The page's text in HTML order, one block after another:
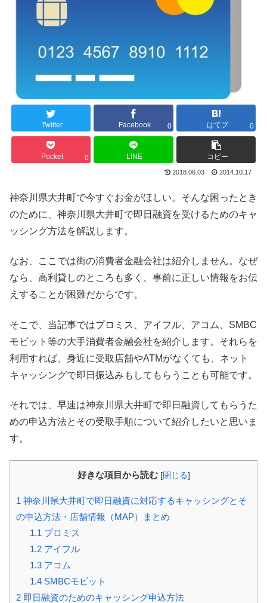
Twitter Facebook 0 はてブ 0
Pocket 0 LINE コピー
2018.06.03 2014.10.17
神奈川県大井町で今すぐお金がほしい。そんな困ったとき
のために、神奈川県大井町で即日融資を受けるためのキャ
ッシング方法を解説します。
なお、ここでは街の消費者金融会社は紹介しません。なぜ
なら、高利貸しのところも多く、事前に正しい情報をお伝
えすることが困難だからです。
そこで、当記事ではプロミス、アイフル、アコム、SMBC
モビット等の大手消費者金融会社を紹介します。それらを
利用すれば、身近に受取店舗やATMがなくても、ネット
キャッシングで即日振込みもしてもらうことも可能です。
それでは、早速は神奈川県大井町で即日融資してもらうた
めの申込方法とその受取手順について紹介したいと思いま
す。
好きな項目から読む [閉じる]
1 神奈川県大井町で即日融資に対応するキャッシングとそ
の申込方法・店舗情報（MAP）まとめ
1.1 プロミス
1.2アイフル
1.3アコム
1.4SMBCモビット
2 即日融資のためのキャッシング申込方法